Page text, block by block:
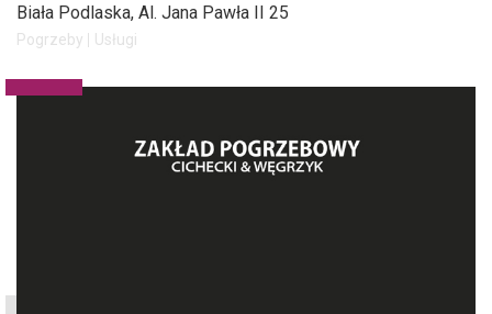
Biała Podlaska, Al. Jana Pawła II 25
Pogrzeby Usługi